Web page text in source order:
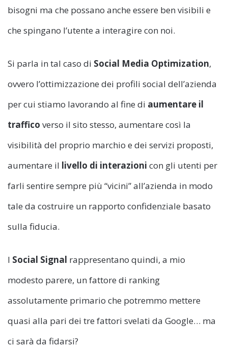
bisogni ma che possano anche essere ben visibili e
che spingano l’utente a interagire con noi.
Si parla in tal caso di Social Media Optimization,
ovvero l’ottimizzazione dei profili social dell’azienda
per cui stiamo lavorando al fine di aumentare il
traffico verso il sito stesso, aumentare così la
visibilità del proprio marchio e dei servizi proposti,
aumentare il livello di interazioni con gli utenti per
farli sentire sempre più “vicini” all’azienda in modo
tale da costruire un rapporto confidenziale basato
sulla fiducia.
I Social Signal rappresentano quindi, a mio
modesto parere, un fattore di ranking
assolutamente primario che potremmo mettere
quasi alla pari dei tre fattori svelati da Google… ma
ci sarà da fidarsi?